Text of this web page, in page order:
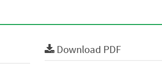
Download PDF